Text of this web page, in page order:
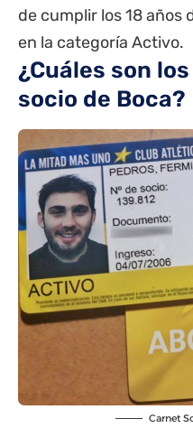
de cumplir los 18 años
en la categoría Activo.
¿Cuáles son
socio de Boca?
Carnet